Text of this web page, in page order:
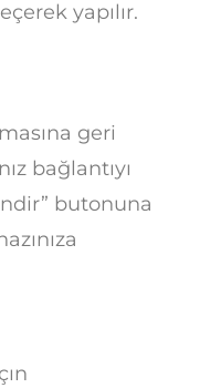
yapılır.
geri
bağlantıyı
butonuna